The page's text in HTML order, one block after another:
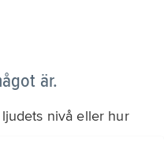
är.
nivå eller hur